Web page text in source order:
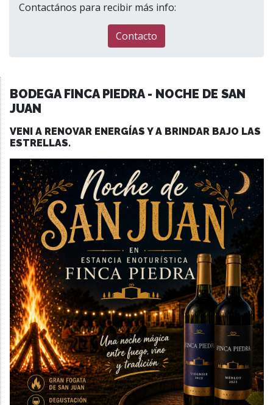
Contactános para recibir más info:
Contacto
BODEGA FINCA PIEDRA - NOCHE DE SAN
JUAN
VENI A RENOVAR ENERGÍAS Y A BRINDAR BAJO LAS
ESTRELLAS.